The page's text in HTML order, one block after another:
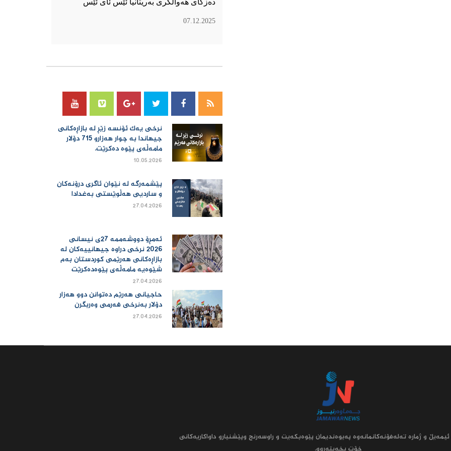
07.12.2025
نرخی یەك ئۆنسە زێڕ لە بازاڕەكانی
جیهاندا بە چوار هەزارو 715 دۆلار
مامەڵەی پێوە دەكرێت.
10.05.2026
پێشمەرگە لە نێوان ئاگری درۆنەکان
و ساردیی هەڵوێستی بەغدادا
27.04.2026
ئەمڕۆ دووشەممە 27ی نیسانی
2026 نرخی دراوە جیهانییەكان لە
بازاڕەكانی هەرێمی كوردستان بەم
شێوەیە مامەڵەی پێوەدەكرێت
27.04.2026
حاجیانی هەرێم دەتوانن دوو هەزار
دۆلار بەنرخی فەرمی وەربگرن
27.04.2026
و ژماره‌ ته‌له‌فۆنه‌کانمانه‌وه‌ په‌یوه‌ندیمان پێوه‌بکه‌یت و راوسه‌رنج وپێشنیارو داواکاریه‌کانى
خۆت بخه‌یته‌روو.